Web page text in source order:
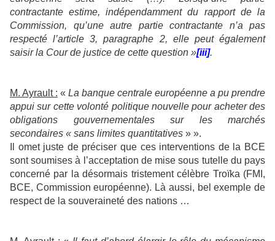
contractante estime, indépendamment du rapport de la
Commission, qu’une autre partie contractante n’a pas
respecté l’article 3, paragraphe 2, elle peut également
saisir la Cour de justice de cette question »[iii].
M. Ayrault : « La banque centrale européenne a pu prendre
appui sur cette volonté politique nouvelle pour acheter des
obligations gouvernementales sur les marchés
secondaires « sans limites quantitatives » ».
Il omet juste de préciser que ces interventions de la BCE
sont soumises à l’acceptation de mise sous tutelle du pays
concerné par la désormais tristement célèbre Troïka (FMI,
BCE, Commission européenne). Là aussi, bel exemple de
respect de la souveraineté des nations …